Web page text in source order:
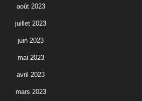
août 2023
juillet 2023
juin 2023
mai 2023
avril 2023
mars 2023